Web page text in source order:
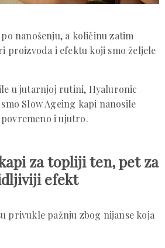
nanošenju, a količinu zatim
proizvoda i efektu koji smo željele
u jutarnjoj rutini, Hyaluronic
Slow Ageing kapi nanosile
i ujutro.
za topliji ten, pet za
efekt
privukle pažnju zbog nijanse koja